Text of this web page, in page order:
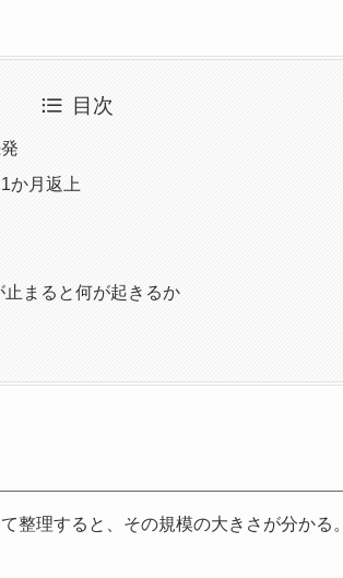
目次
か月返上
まると何が起きるか
整理すると、その規模の大きさが分かる。